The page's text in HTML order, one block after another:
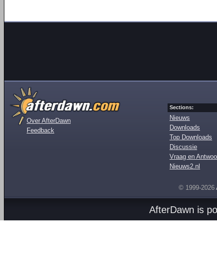
Over AfterDawn
Feedback
Sections:
Nieuws
Downloads
Top Downloads
Discussie
Vraag en
Nieuws2.nl
© 1999-2026
AfterDawn is